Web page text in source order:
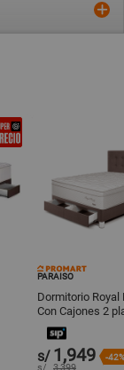
PARAISO
Dormitorio Royal
Con Cajones 2
Chocolate
s/ 1,949 -42%